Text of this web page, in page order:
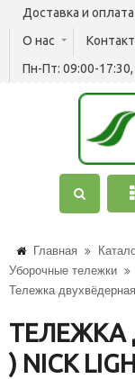
Доставка и оплата
О нас
Пн-Пт: 09:00-
Главная
Уборочные тележки
Тележка
ТЕЛЕЖКА
) NICK